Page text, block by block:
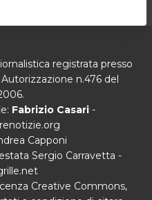
registrata presso
n.476 del
Fabrizio Casari-
Capponi
Sergio Carravetta -
Creative Commons,